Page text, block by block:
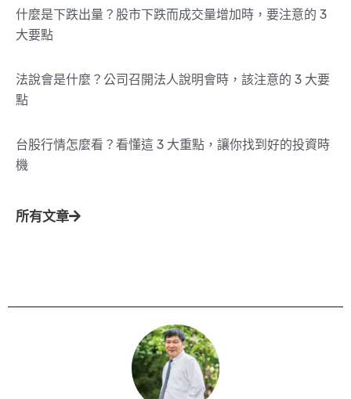
什麼是下跌出量？股市下跌而成交量增加時，要注意的 3
大要點
法說會是什麼？公司召開法人說明會時，該注意的 3 大要
點
台股行情怎麼看？看懂這 3 大重點，讓你找到好的投資時
機
所有文章